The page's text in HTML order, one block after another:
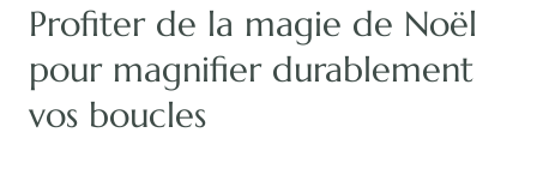
Profiter de la magie de Noël
pour magnifier durablement
vos boucles